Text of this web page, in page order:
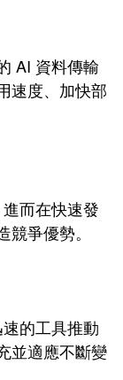
AI 資料傳輸
速度、加快部
而在快速發
爭優勢。
的工具推動
並適應不斷變